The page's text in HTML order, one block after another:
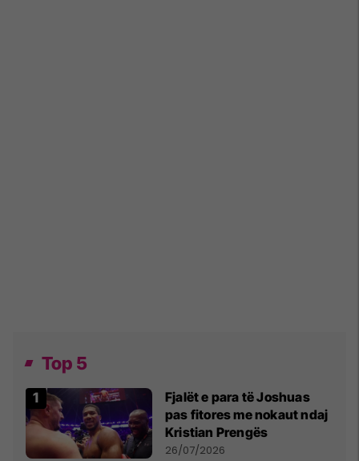
Top 5
Fjalët e para të Joshuas
pas fitores me nokaut ndaj
Kristian Prengës
26/07/2026